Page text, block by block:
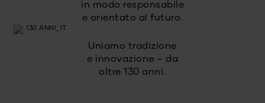
in modo responsabile
e orientato al futuro.
Uniamo tradizione
e innovazione – da
oltre 130 anni.